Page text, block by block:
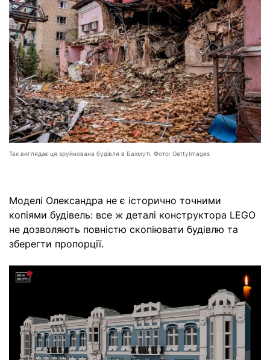
Так виглядає ця зруйнована будівля в Бахмуті. Фото: GettyImages
Моделі Олександра не є історично точними
копіями будівель: все ж деталі конструктора LEGO
не дозволяють повністю скопіювати будівлю та
зберегти пропорції.